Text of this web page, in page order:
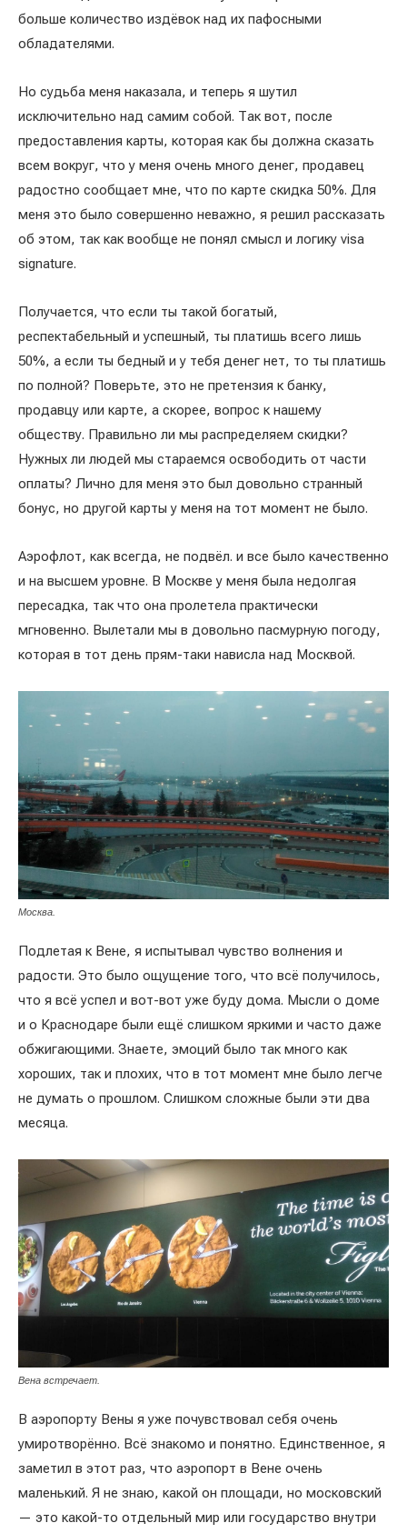
больше количество издёвок над их пафосными
обладателями.
Но судьба меня наказала, и теперь я шутил
исключительно над самим собой. Так вот, после
предоставления карты, которая как бы должна сказать
всем вокруг, что у меня очень много денег, продавец
радостно сообщает мне, что по карте скидка 50%. Для
меня это было совершенно неважно, я решил рассказать
об этом, так как вообще не понял смысл и логику visa
signature.
Получается, что если ты такой богатый,
респектабельный и успешный, ты платишь всего лишь
50%, а если ты бедный и у тебя денег нет, то ты платишь
по полной? Поверьте, это не претензия к банку,
продавцу или карте, а скорее, вопрос к нашему
обществу. Правильно ли мы распределяем скидки?
Нужных ли людей мы стараемся освободить от части
оплаты? Лично для меня это был довольно странный
бонус, но другой карты у меня на тот момент не было.
Аэрофлот, как всегда, не подвёл. и все было качественно
и на высшем уровне. В Москве у меня была недолгая
пересадка, так что она пролетела практически
мгновенно. Вылетали мы в довольно пасмурную погоду,
которая в тот день прям-таки нависла над Москвой.
Москва.
Подлетая к Вене, я испытывал чувство волнения и
радости. Это было ощущение того, что всё получилось,
что я всё успел и вот-вот уже буду дома. Мысли о доме
и о Краснодаре были ещё слишком яркими и часто даже
обжигающими. Знаете, эмоций было так много как
хороших, так и плохих, что в тот момент мне было легче
не думать о прошлом. Слишком сложные были эти два
месяца.
Вена встречает.
В аэропорту Вены я уже почувствовал себя очень
умиротворённо. Всё знакомо и понятно. Единственное, я
заметил в этот раз, что аэропорт в Вене очень
маленький. Я не знаю, какой он площади, но московский
— это какой-то отдельный мир или государство внутри